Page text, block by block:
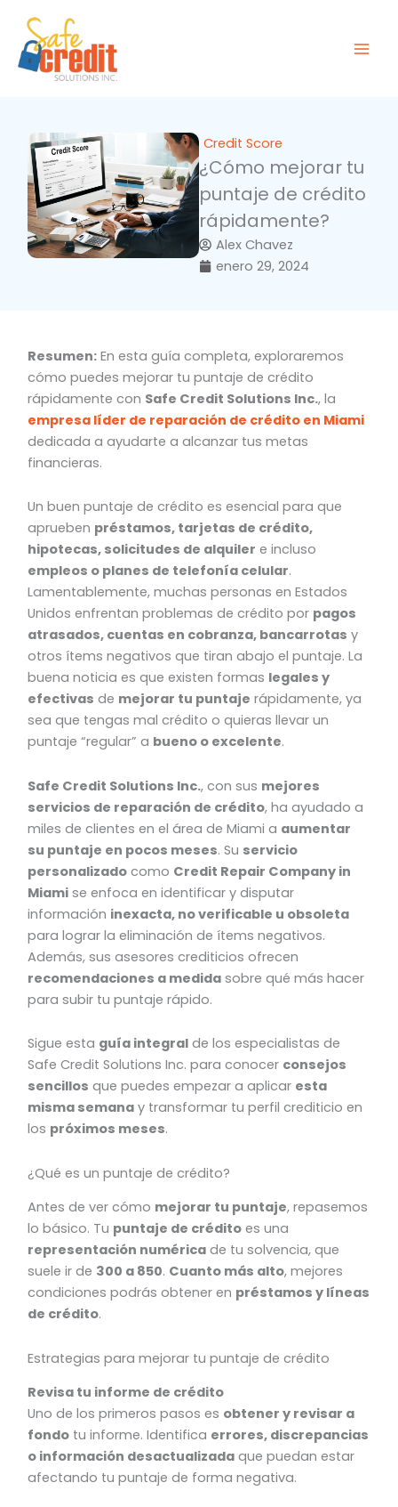
contenido
Credit Score
¿Cómo mejorar tu
puntaje de crédito
rápidamente?
Alex Chavez
enero 29, 2024
Resumen: En esta guía completa, exploraremos
cómo puedes mejorar tu puntaje de crédito
rápidamente con Safe Credit Solutions Inc., la
empresa líder de reparación de crédito en Miami
dedicada a ayudarte a alcanzar tus metas
financieras.
Un buen puntaje de crédito es esencial para que
aprueben préstamos, tarjetas de crédito,
hipotecas, solicitudes de alquiler e incluso
empleos o planes de telefonía celular.
Lamentablemente, muchas personas en Estados
Unidos enfrentan problemas de crédito por pagos
atrasados, cuentas en cobranza, bancarrotas y
otros ítems negativos que tiran abajo el puntaje. La
buena noticia es que existen formas legales y
efectivas de mejorar tu puntaje rápidamente, ya
sea que tengas mal crédito o quieras llevar un
puntaje “regular” a bueno o excelente.
Safe Credit Solutions Inc., con sus mejores
servicios de reparación de crédito, ha ayudado a
miles de clientes en el área de Miami a aumentar
su puntaje en pocos meses. Su servicio
personalizado como Credit Repair Company in
Miami se enfoca en identificar y disputar
información inexacta, no verificable u obsoleta
para lograr la eliminación de ítems negativos.
Además, sus asesores crediticios ofrecen
recomendaciones a medida sobre qué más hacer
para subir tu puntaje rápido.
Sigue esta guía integral de los especialistas de
Safe Credit Solutions Inc. para conocer consejos
sencillos que puedes empezar a aplicar esta
misma semana y transformar tu perfil crediticio en
los próximos meses.
¿Qué es un puntaje de crédito?
Antes de ver cómo mejorar tu puntaje, repasemos
lo básico. Tu puntaje de crédito es una
representación numérica de tu solvencia, que
suele ir de 300 a 850. Cuanto más alto, mejores
condiciones podrás obtener en préstamos y líneas
de crédito.
Estrategias para mejorar tu puntaje de crédito
Revisa tu informe de crédito
Uno de los primeros pasos es obtener y revisar a
fondo tu informe. Identifica errores, discrepancias
o información desactualizada que puedan estar
afectando tu puntaje de forma negativa.